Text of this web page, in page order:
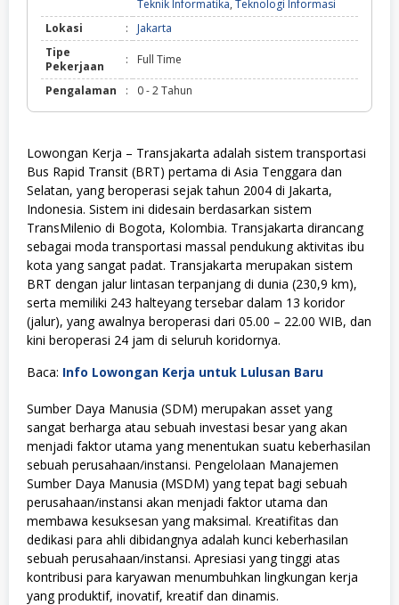
Teknik Informatika, Teknologi Informasi
Lokasi
:
Jakarta
Tipe
Pekerjaan
: Full Time
Pengalaman : 0 - 2 Tahun
Lowongan Kerja – Transjakarta adalah sistem transportasi
Bus Rapid Transit (BRT) pertama di Asia Tenggara dan
Selatan, yang beroperasi sejak tahun 2004 di Jakarta,
Indonesia. Sistem ini didesain berdasarkan sistem
TransMilenio di Bogota, Kolombia. Transjakarta dirancang
sebagai moda transportasi massal pendukung aktivitas ibu
kota yang sangat padat. Transjakarta merupakan sistem
BRT dengan jalur lintasan terpanjang di dunia (230,9 km),
serta memiliki 243 halteyang tersebar dalam 13 koridor
(jalur), yang awalnya beroperasi dari 05.00 – 22.00 WIB, dan
kini beroperasi 24 jam di seluruh koridornya.
Baca: Info Lowongan Kerja untuk Lulusan Baru
Sumber Daya Manusia (SDM) merupakan asset yang
sangat berharga atau sebuah investasi besar yang akan
menjadi faktor utama yang menentukan suatu keberhasilan
sebuah perusahaan/instansi. Pengelolaan Manajemen
Sumber Daya Manusia (MSDM) yang tepat bagi sebuah
perusahaan/instansi akan menjadi faktor utama dan
membawa kesuksesan yang maksimal. Kreatifitas dan
dedikasi para ahli dibidangnya adalah kunci keberhasilan
sebuah perusahaan/instansi. Apresiasi yang tinggi atas
kontribusi para karyawan menumbuhkan lingkungan kerja
yang produktif, inovatif, kreatif dan dinamis.